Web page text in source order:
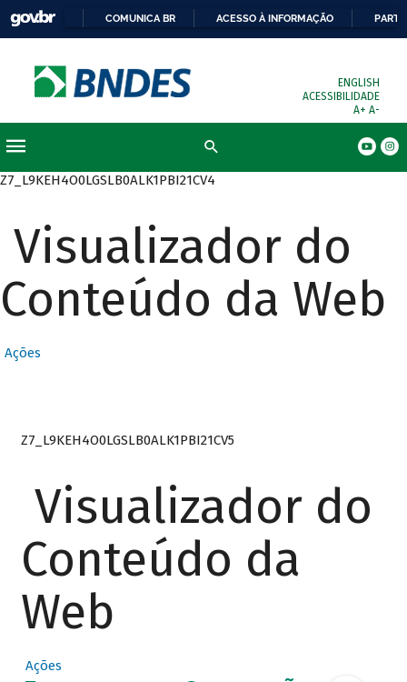
COMUNICA BR ACESSO À INFORMAÇÃO
ENGLISH
ACESSIBILIDADE
A+ A-
Z7_L9KEH4O0LGSLB0ALK1PBI21CV4
Visualizador do
Conteúdo da Web
Ações
Z7_L9KEH4O0LGSLB0ALK1PBI21CV5
Visualizador do
Conteúdo da
Web
Ações